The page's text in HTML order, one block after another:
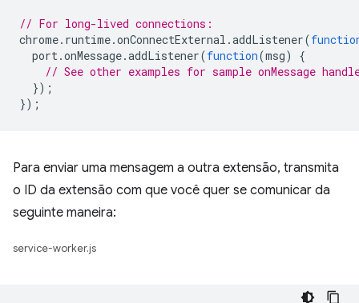
// For long-lived connections:
chrome. runtime.onConnectExternal .addListener(
port.onMessage.addListener(function(msg)
{
// See other examples for sample onMessage
});
});
Para enviar uma mensagem a outra extensão, transmita
o ID da extensão com que você quer se comunicar da
seguinte maneira:
service-worker.js